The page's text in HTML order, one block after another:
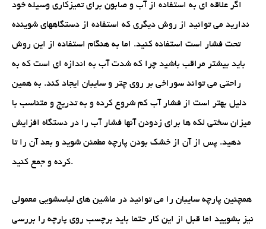
اگر علاقه ای به استفاده از آب و صابون برای تمیزکاری وسیله خود
ندارید می توانید از روش دیگری که استفاده از دستگاههای شوینده
تحت فشار است استفاده کنید. اما به هنگام استفاده از این روش
باید بیشتر مراقب باشید چرا که شدت آب به اندازه ای است که به
راحتی می تواند سوراخی بر روی چتر و سایبان ایجاد کند. به همین
دلیل بهتر است از فشار آب کم شروع کرده و به تدریج و متناسب با
میزان سختی لکه ها برای زدودن آنها فشار آب را در دستگاه افزایش
دهید. پس از آن از خشک بودن پارچه مطمئن شوید و بعد آن را تا
کرده و جمع کنید.
همچنین پارچه سایبان را می توانید در ماشین های لباسشویی معمولی
نیز بشویید اما قبل از این کار حتما باید برچسب روی پارچه را بررسی